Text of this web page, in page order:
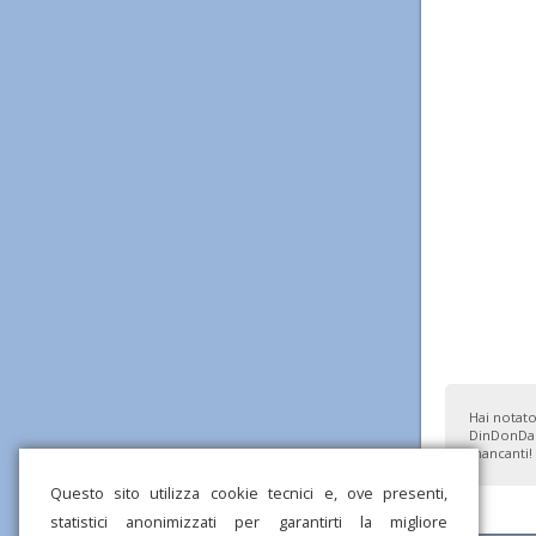
Questo sito utilizza cookie tecnici e, ove presenti,
statistici anonimizzati per garantirti la migliore
Hai
mancanti!